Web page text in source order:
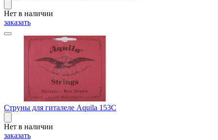
Нет в наличии
заказать
Струны для гиталеле Aquila 153C
Нет в наличии
заказать